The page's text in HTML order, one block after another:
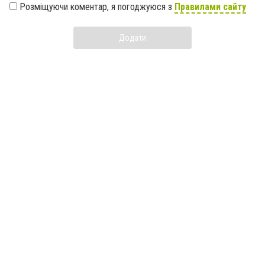
Розміщуючи коментар, я погоджуюся з Правилами сайту
Додати